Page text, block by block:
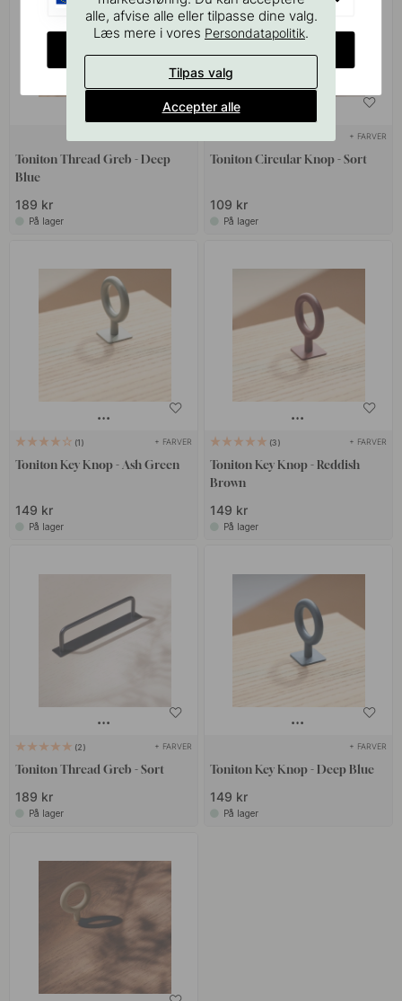
Toniton Thread Greb - Deep
Blue
189 kr
På lager
+ FARVER
Toniton Circular Knop - Sort
109 kr
På lager
1 + FARVER
Toniton Key Knop - Ash Green
149 kr
På lager
3 + FARVER
Toniton Key Knop - Reddish
Brown
149 kr
På lager
2 + FARVER
Toniton Thread Greb - Sort
189 kr
På lager
+ FARVER
Toniton Key Knop - Deep Blue
149 kr
På lager
alle, afvise alle eller tilpasse dine valg.
Læs mere i vores Persondatapolitik.
Tilpas valg
Accepter alle